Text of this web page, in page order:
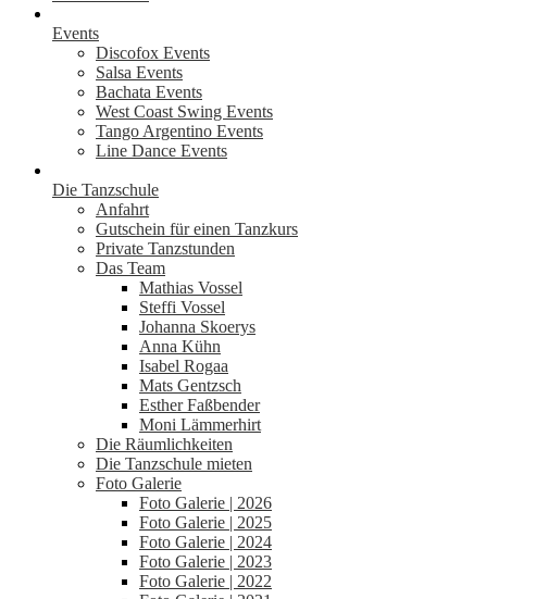
Events
Discofox Events
Salsa Events
Bachata Events
West Coast Swing Events
Tango Argentino Events
Line Dance Events
Die Tanzschule
Anfahrt
Gutschein für einen Tanzkurs
Private Tanzstunden
Das Team
Mathias Vossel
Steffi Vossel
Johanna Skoerys
Anna Kühn
Isabel Rogaa
Mats Gentzsch
Esther Faßbender
Moni Lämmerhirt
Die Räumlichkeiten
Die Tanzschule mieten
Foto Galerie
Foto Galerie | 2026
Foto Galerie | 2025
Foto Galerie | 2024
Foto Galerie | 2023
Foto Galerie | 2022